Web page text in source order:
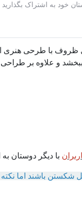
خود به اشتراک بگذارید
با طرحی هنری
و علاوه بر طراحی
با دیگر دوستان به
شکستن باشند اما